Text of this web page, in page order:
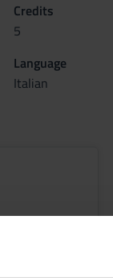
Credits
5
Language
Italian